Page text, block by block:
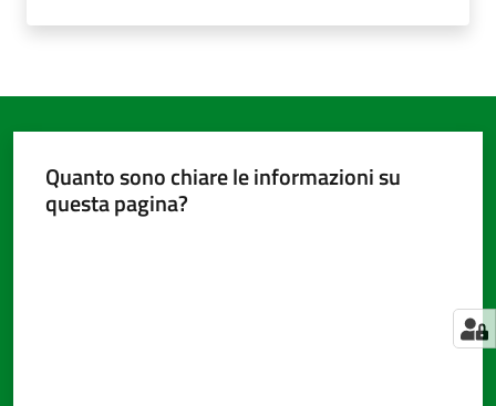
Menu selezionato
Tutti
argomenti...
Quanto sono chiare le informazioni su
questa pagina?